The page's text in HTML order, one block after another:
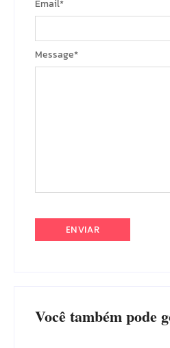
Message*
Email*
Você também pode